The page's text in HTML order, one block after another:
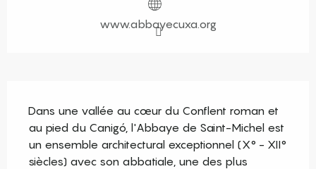
www.abbayecuxa.org
Dans une vallée au cœur du Conflent roman et
au pied du Canigó, l'Abbaye de Saint-Michel est
un ensemble architectural exceptionnel (X° - XII°
siècles) avec son abbatiale, une des plus